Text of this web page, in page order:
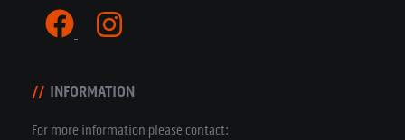
INFORMATION
For more information please contact: